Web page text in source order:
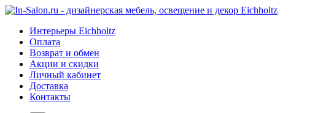
Интерьеры Eichholtz
Оплата
Возврат и обмен
Акции и скидки
Личный кабинет
Доставка
Контакты